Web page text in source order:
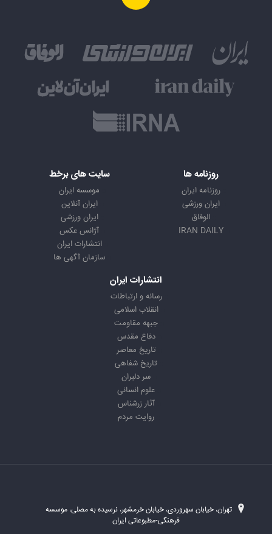
روزنامه ها
روزنامه ایران
ایران ورزشی
الوفاق
IRAN DAILY
سایت های برخط
موسسه ایران
ایران آنلاین
ایران ورزشی
آژانس عکس
انتشارات ایران
سازمان آگهی ها
انتشارات ایران
رسانه و ارتباطات
انقلاب اسلامی
جبهه مقاومت
دفاع مقدس
تاریخ معاصر
تاریخ شفاهی
سر دلبران
علوم انسانی
آثار زرشناس
روایت مردم
تهران، خیابان سهروردی، خیابان خرمشهر، نرسیده به مصلی، موسسه
فرهنگی-مطبوعاتی ایران